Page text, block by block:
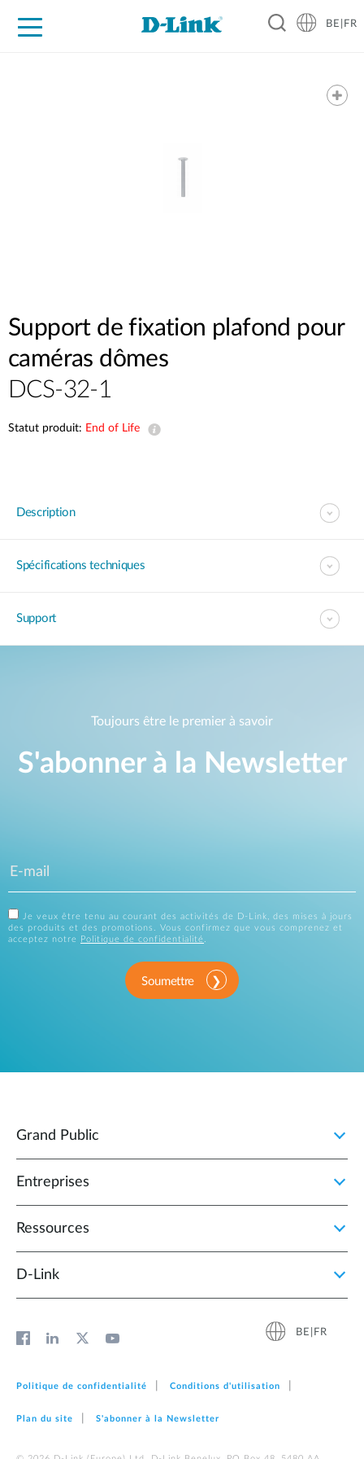
BE|FR
Support de fixation plafond pour
caméras dômes
DCS-32-1
Statut produit: End of Life
Description
Spécifications techniques
Support
Toujours être le premier à savoir
S'abonner à la Newsletter
Je veux être tenu au courant des activités de D-Link, des mises à jours
des produits et des promotions. Vous confirmez que vous comprenez et
acceptez notre
Politique de confidentialité.
Soumettre
Grand Public
Entreprises
Ressources
D‑Link
BE|FR
Politique de confidentialité Conditions d'utilisation
Plan du site S'abonner à la Newsletter